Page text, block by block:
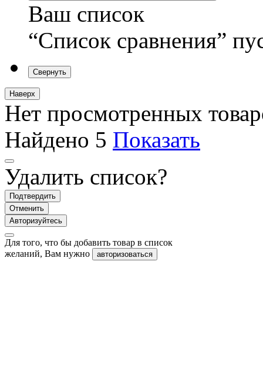
Ваш список
“Список сравнения”
Свернуть
Наверх
Нет просмотренных
Найдено 5 Показать
Удалить список?
Подтвердить
Отменить
Авторизуйтесь
Для того, что бы добавить товар в список
желаний, Вам нужно
авторизоваться